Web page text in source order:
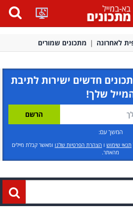
לאחרונה מתכונים שמורים
חדשים ישירות לתיבת
שלך!
המשך עם:
תנאי שימוש ו הצהרת הפרטיות שלנו ומאשר קבלת מיילים
מהאתר.